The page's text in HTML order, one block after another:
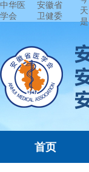
中华医
学会
安徽省
卫健委
天
是
首页